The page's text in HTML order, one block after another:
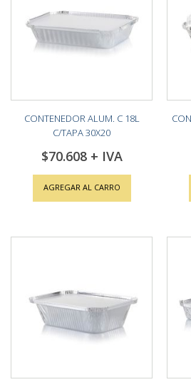
CONTENEDOR ALUM. C 18L
C/TAPA 30X20
$70.608
AGREGAR AL CARRO